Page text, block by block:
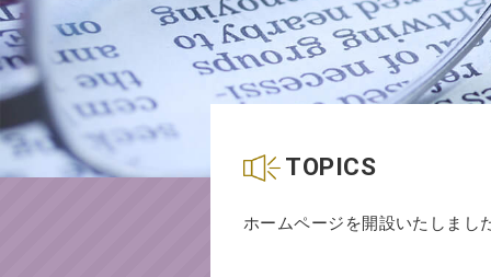
TOPICS
ホームページを開設いたしまし